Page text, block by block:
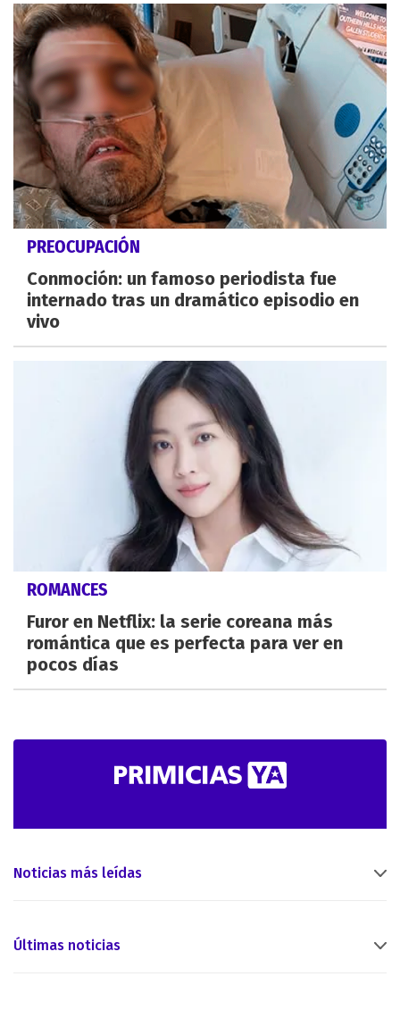
PREOCUPACIÓN
Conmoción: un famoso periodista fue
internado tras un dramático episodio en
vivo
ROMANCES
Furor en Netflix: la serie coreana más
romántica que es perfecta para ver en
pocos días
Noticias más leídas
Últimas noticias